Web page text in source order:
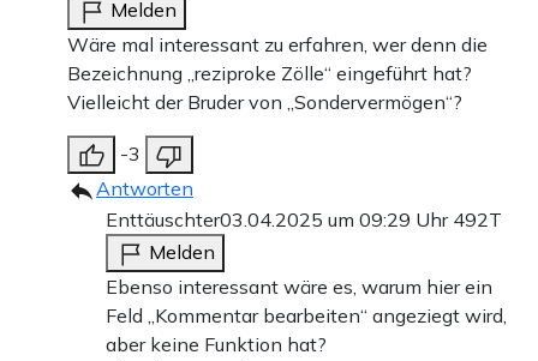
Melden
Wäre mal interessant zu erfahren, wer denn die
Bezeichnung „reziproke Zölle“ eingeführt hat?
Vielleicht der Bruder von „Sondervermögen“?
-3
Antworten
Enttäuschter03.04.2025 um 09:29 Uhr 492T
Melden
Ebenso interessant wäre es, warum hier ein
Feld „Kommentar bearbeiten“ angeziegt wird,
aber keine Funktion hat?